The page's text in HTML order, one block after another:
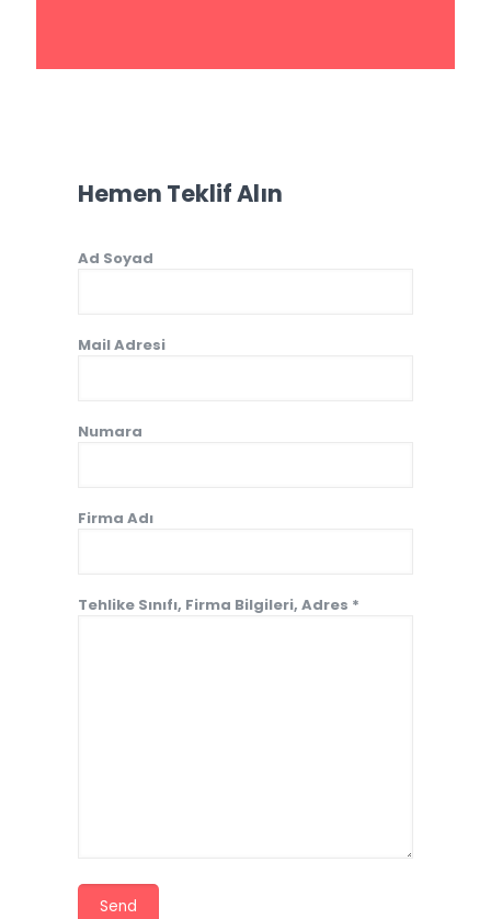
Hemen Teklif Alın
Ad Soyad
Mail Adresi
Numara
Firma Adı
Tehlike Sınıfı, Firma Bilgileri, Adres *